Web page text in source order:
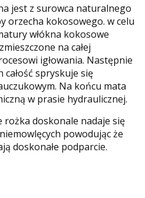
jest z surowca naturalnego
orzecha kokosowego. w celu
włókna kokosowe
na całej
igłowania. Następnie
całość spryskuje się
Na końcu mata
w prasie hydraulicznej.
doskonale nadaje się
powodując że
doskonałe podparcie.